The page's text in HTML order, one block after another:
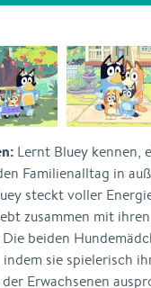
Lernt Bluey kennen,
Familienalltag in
steckt voller
zusammen mit
beiden
sie spielerisch
Erwachsenen